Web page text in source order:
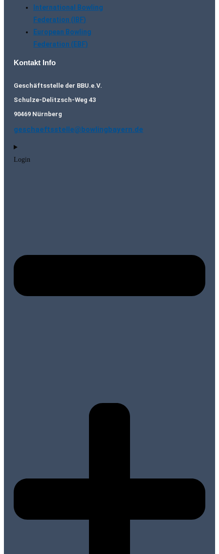
International Bowling
Federation (IBF)
European Bowling
Federation (EBF)
Kontakt Info
Geschäftsstelle der BBU.e.V.
Schulze-Delitzsch-Weg 43
90469 Nürnberg
geschaeftsstelle@bowlingbayern.de
Login